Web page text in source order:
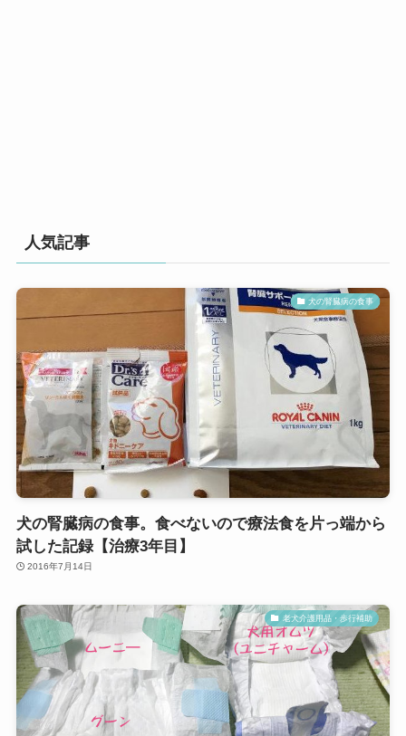
人気記事
犬の腎臓病の食事
犬の腎臓病の食事。食べないので療法食を片っ端から
試した記録【治療3年目】
2016年7月14日
老犬介護用品・歩行補助